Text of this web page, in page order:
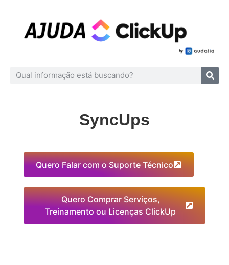
SyncUps
Quero Falar com o Suporte Técnico
Quero Comprar Serviços,
Treinamento ou Licenças ClickUp